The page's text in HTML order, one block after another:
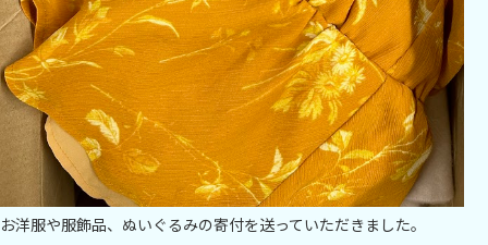
お洋服や服飾品、ぬいぐるみの寄付を送っていただきました。